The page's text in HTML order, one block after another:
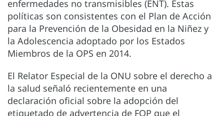
enfermedades no transmisibles (ENT). Estas
políticas son consistentes con el Plan de Acción
para la Prevención de la Obesidad en la Niñez y
la Adolescencia adoptado por los Estados
Miembros de la OPS en 2014.
El Relator Especial de la ONU sobre el derecho a
la salud señaló recientemente en una
declaración oficial sobre la adopción del
etiquetado de advertencia de FOP que el